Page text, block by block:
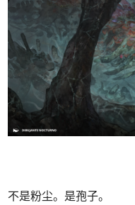
不是粉尘。是孢子。